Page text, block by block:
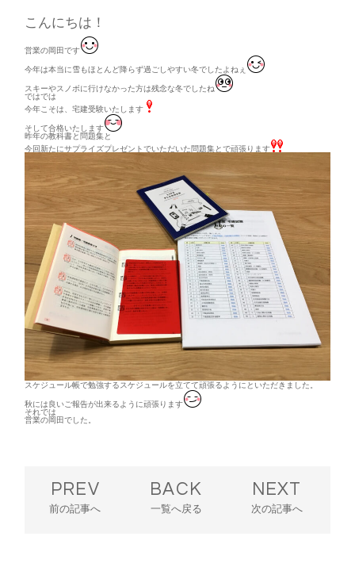
こんにちは！
営業の岡田です
今年は本当に雪もほとんど降らず過ごしやすい冬でしたよねぇ
スキーやスノボに行けなかった方は残念な冬でしたね
ではでは
今年こそは、宅建受験いたします
そして合格いたします
昨年の教科書と問題集と
今回新たにサプライズプレゼントでいただいた問題集とで頑張ります
スケジュール帳で勉強するスケジュールを立てて頑張るようにといただきました。
秋には良いご報告が出来るように頑張ります
それでは
営業の岡田でした。
PREV
前の記事へ
BACK
一覧へ戻る
NEXT
次の記事へ